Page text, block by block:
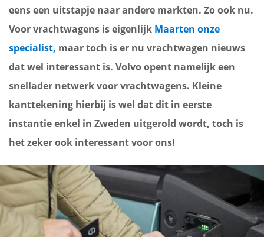
eens een uitstapje naar andere markten. Zo ook nu.
Voor vrachtwagens is eigenlijk Maarten onze
specialist, maar toch is er nu vrachtwagen nieuws
dat wel interessant is. Volvo opent namelijk een
snellader netwerk voor vrachtwagens. Kleine
kanttekening hierbij is wel dat dit in eerste
instantie enkel in Zweden uitgerold wordt, toch is
het zeker ook interessant voor ons!